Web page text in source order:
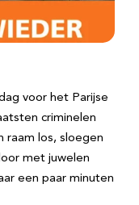
voor het Parijse
criminelen
raam los, sloegen
met juwelen
een paar minuten